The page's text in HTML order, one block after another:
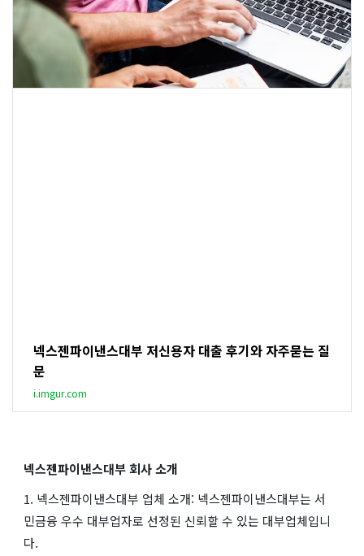
넥스젠파이낸스대부 저신용자 대출 후기와 자주묻는 질
문
i.imgur.com
넥스젠파이낸스대부 회사 소개
1. 넥스젠파이낸스대부 업체 소개: 넥스젠파이낸스대부는 서
민금융 우수 대부업자로 선정된 신뢰할 수 있는 대부업체입니
다.